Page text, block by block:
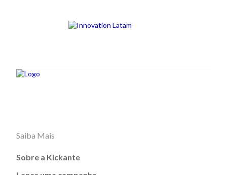
Saiba Mais
Sobre a Kickante